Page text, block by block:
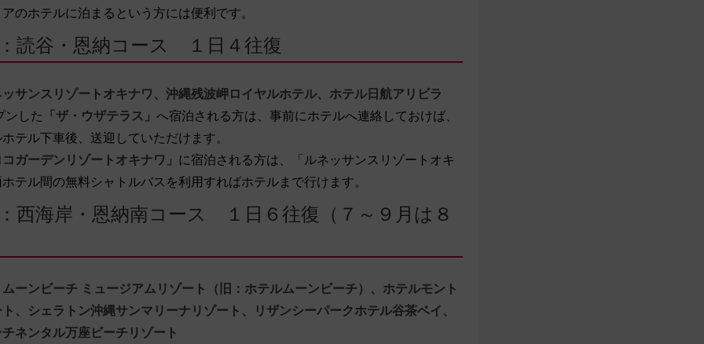
のホテルに泊まるという方には便利です。
読谷・恩納コース １日４往復
サンスリゾートオキナワ、沖縄残波岬ロイヤルホテル、ホテル日航アリビラ
ンした 「ザ・ウザテラス」 へ宿泊される方は、事前にホテルへ連絡しておけば、
テル下車後、送迎していただけます。
ガーデンリゾートオキナワ」 に宿泊される方は、「ルネッサンスリゾートオキ
テル間の無料シャトルバスを利用すればホテルまで行けます。
西海岸・恩納南コース １日６往復（７～９月は８
ーンビーチ ミュージアムリゾート（旧：ホテルムーンビーチ）、ホテルモント
、シェラトン沖縄サンマリーナリゾート、リザンシーパークホテル谷茶ベイ、
ネンタル万座ビーチリゾート